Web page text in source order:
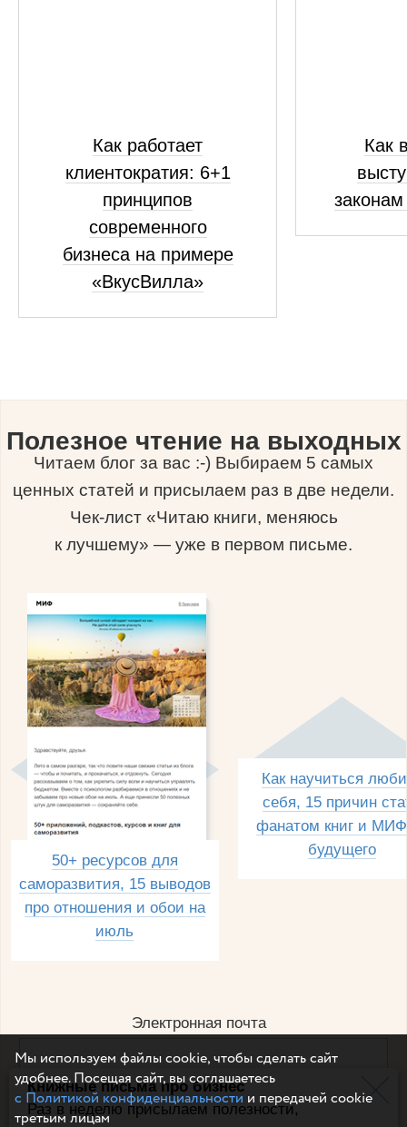
Книжные письма про бизнес
Раз в неделю присылаем полезности,
Как работает
клиентократия: 6+1
принципов
современного
бизнеса на примере
«ВкусВилла»
Как
Полезное чтение на выходных
Читаем блог за вас :-) Выбираем 5 самых
ценных статей и присылаем раз в две недели.
Чек-лист «Читаю книги, меняюсь
к лучшему» — уже в первом письме.
50+ ресурсов для
саморазвития, 15 выводов
про отношения и обои на
июль
Как научиться
себя, 15 причин
фанатом книг и
будущего
Электронная почта
Например, dulsineya@gmail.com
Без спама и смс
Мы используем файлы cookie, чтобы сделать сайт
удобнее. Посещая сайт, вы соглашаетесь
с Политикой конфиденциальности и передачей cookie
третьим лицам